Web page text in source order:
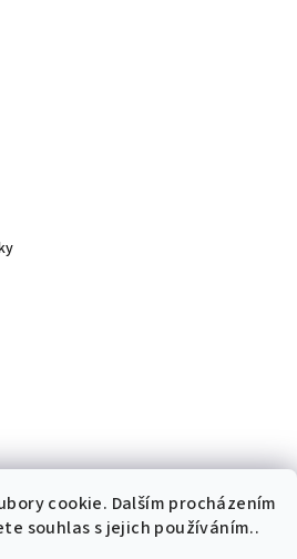
cookie. Dalším procházením
souhlas s jejich používáním..